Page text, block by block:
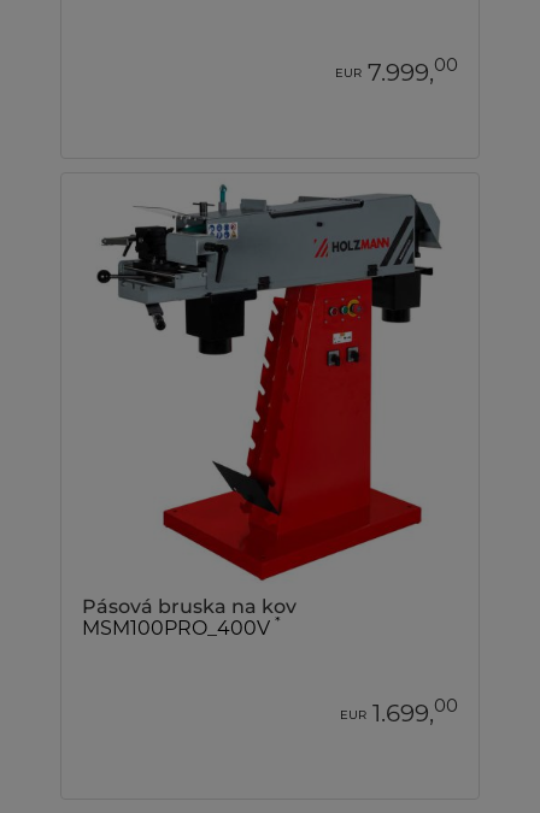
EUR 7.999,00
Pásová bruska na kov
MSM100PRO_400V *
EUR 1.699,00